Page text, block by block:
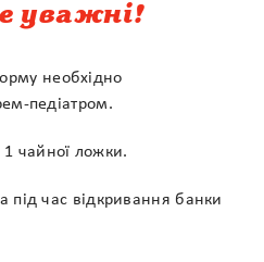
уважні!
необхідно
педіатром.
чайної ложки.
під час відкривання банки